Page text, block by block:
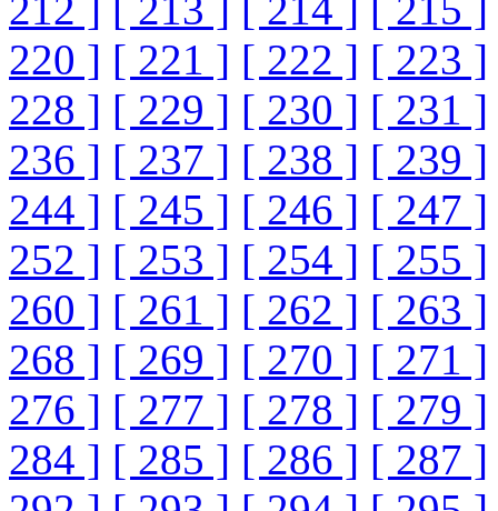
212 ] [ 213 ] [ 214 ] [ 215 ]
220 ] [ 221 ] [ 222 ] [ 223 ]
228 ] [ 229 ] [ 230 ] [ 231 ]
236 ] [ 237 ] [ 238 ] [ 239 ]
244 ] [ 245 ] [ 246 ] [ 247 ]
252 ] [ 253 ] [ 254 ] [ 255 ]
260 ] [ 261 ] [ 262 ] [ 263 ]
268 ] [ 269 ] [ 270 ] [ 271 ]
276 ] [ 277 ] [ 278 ] [ 279 ]
284 ] [ 285 ] [ 286 ] [ 287 ]